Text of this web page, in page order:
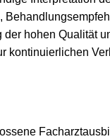
der hohen Qualität
kontinuierlichen